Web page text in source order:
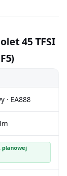
45 TFSI
· EA888
planowej